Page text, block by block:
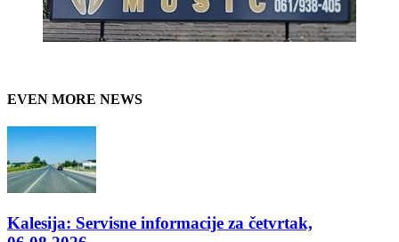
EVEN MORE NEWS
Kalesija: Servisne informacije za četvrtak,